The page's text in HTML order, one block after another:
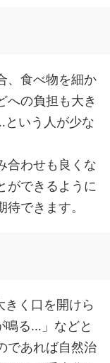
、食べ物を細か
への負担も大き
という人が少な
合わせも良くな
ができるように
できます。
く口を開けら
鳴る…」などと
であれば自然治